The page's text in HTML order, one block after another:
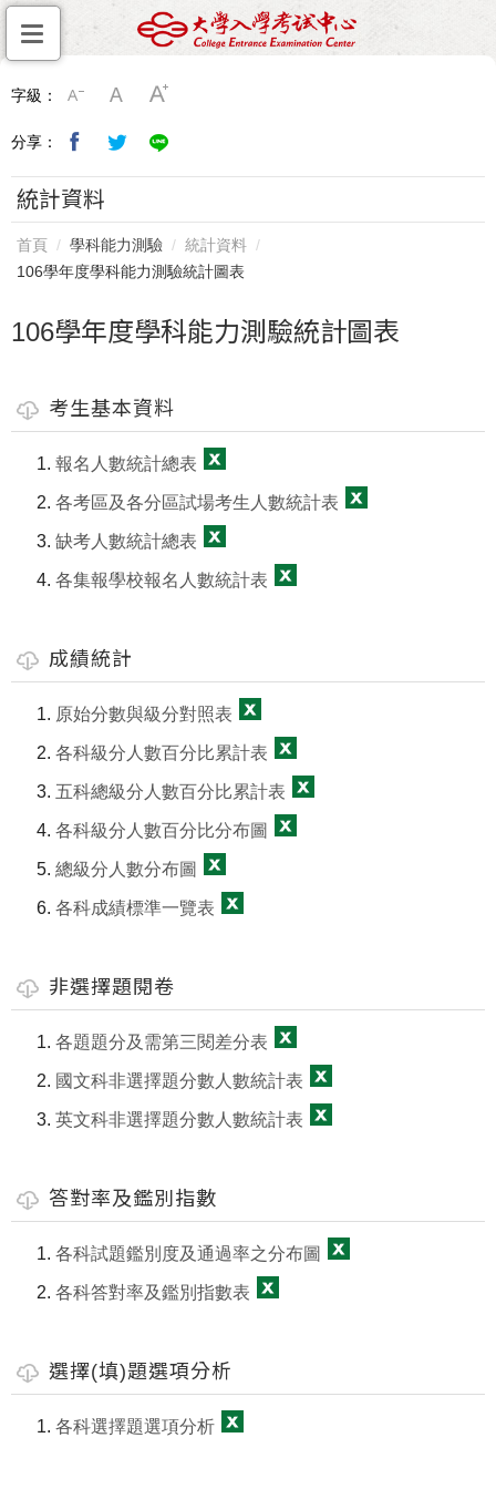
字級：
分享：
統計資料
首頁 學科能力測驗
統計資料
106學年度學科能力測驗統計圖表
106學年度學科能力測驗統計圖表
考生基本資料
報名人數統計總表
各考區及各分區試場考生人數統計表
缺考人數統計總表
各集報學校報名人數統計表
成績統計
原始分數與級分對照表
各科級分人數百分比累計表
五科總級分人數百分比累計表
各科級分人數百分比分布圖
總級分人數分布圖
各科成績標準一覽表
非選擇題閱卷
各題題分及需第三閱差分表
國文科非選擇題分數人數統計表
英文科非選擇題分數人數統計表
答對率及鑑別指數
各科試題鑑別度及通過率之分布圖
各科答對率及鑑別指數表
選擇(填)題選項分析
各科選擇題選項分析